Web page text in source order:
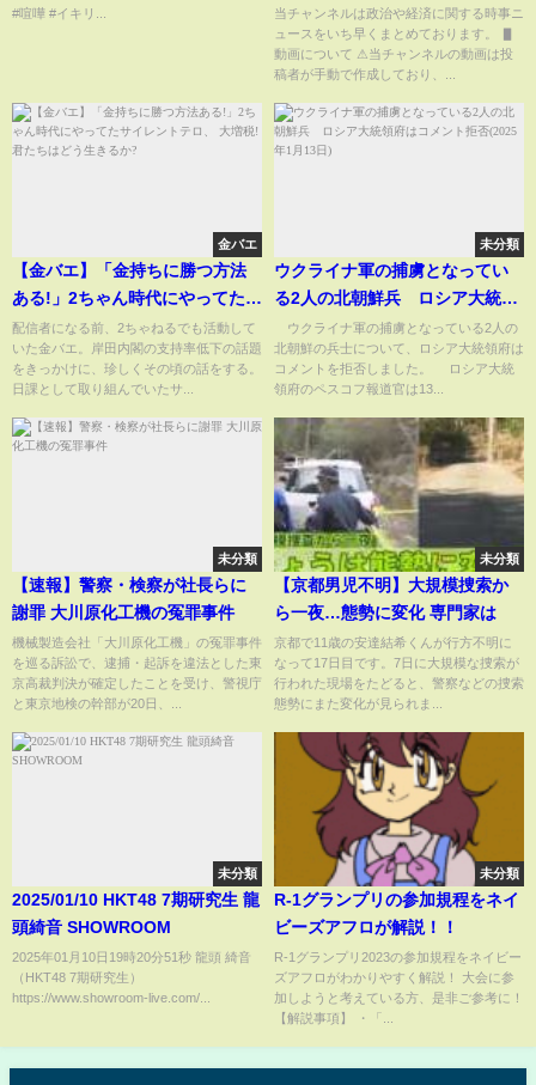
#喧嘩 #イキリ...
当チャンネルは政治や経済に関する時事ニ
ュースをいち早くまとめております。 ▋
動画について ⚠当チャンネルの動画は投
稿者が手動で作成しており、...
金バエ
【金バエ】「金持ちに勝つ方法
ある!」2ちゃん時代にやってたサ
イレントテロ、 大増税!君たちは
どう生きるか?
配信者になる前、2ちゃねるでも活動して
いた金バエ。岸田内閣の支持率低下の話題
をきっかけに、珍しくその頃の話をする。
日課として取り組んでいたサ...
未分類
ウクライナ軍の捕虜となってい
る2人の北朝鮮兵 ロシア大統領
府はコメント拒否(2025年1月13
日)
ウクライナ軍の捕虜となっている2人の
北朝鮮の兵士について、ロシア大統領府は
コメントを拒否しました。 ロシア大統
領府のペスコフ報道官は13...
未分類
【速報】警察・検察が社長らに
謝罪 大川原化工機の冤罪事件
機械製造会社「大川原化工機」の冤罪事件
を巡る訴訟で、逮捕・起訴を違法とした東
京高裁判決が確定したことを受け、警視庁
と東京地検の幹部が20日、...
未分類
【京都男児不明】大規模捜索か
ら一夜…態勢に変化 専門家は
京都で11歳の安達結希くんが行方不明に
なって17日目です。7日に大規模な捜索が
行われた現場をたどると、警察などの捜索
態勢にまた変化が見られま...
未分類
2025/01/10 HKT48 7期研究生 龍
頭綺音 SHOWROOM
2025年01月10日19時20分51秒 龍頭 綺音
（HKT48 7期研究生）
https://www.showroom-live.com/...
未分類
R-1グランプリの参加規程をネイ
ビーズアフロが解説！！
R-1グランプリ2023の参加規程をネイビー
ズアフロがわかりやすく解説！ 大会に参
加しようと考えている方、是非ご参考に！
【解説事項】 ・「...